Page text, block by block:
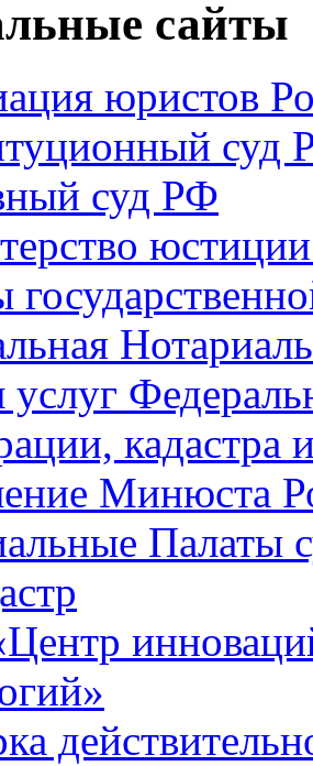
сайты
юристов
суд
суд РФ
услуг
кадастра
Минюста
Палаты